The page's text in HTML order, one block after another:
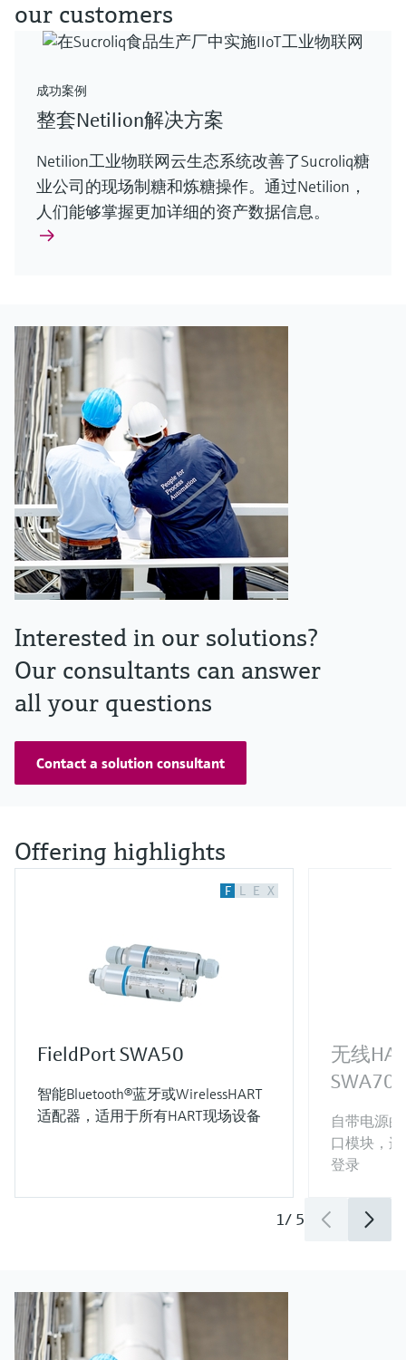
our customers
成功案例
整套Netilion解决方案
Netilion工业物联网云生态系统改善了Sucroliq糖
业公司的现场制糖和炼糖操作。通过Netilion，
人们能够掌握更加详细的资产数据信息。
Interested in our solutions?
Our consultants can answer
all your questions
Contact a solution consultant
Offering highlights
F L E X
FieldPort SWA50
智能Bluetooth®蓝牙或WirelessHART
适配器，适用于所有HART现场设备
无线
SWA70
自带电源
口模块，
登录
1/ 5